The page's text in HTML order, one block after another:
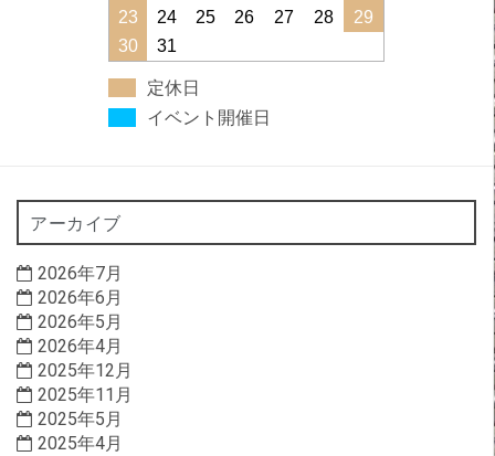
23
24 25 26 27 28
29
30
31
定休日
イベント開催日
アーカイブ
2026年7月
2026年6月
2026年5月
2026年4月
2025年12月
2025年11月
2025年5月
2025年4月